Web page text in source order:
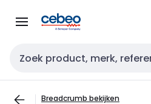
naar
naar
Zoekveld invoer
Breadcrumb bekijken